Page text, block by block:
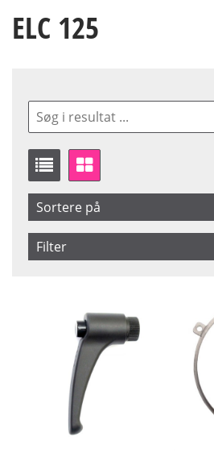
ELC 125
Sortere på
Produkt Nr.
Filter
Ikke på lager